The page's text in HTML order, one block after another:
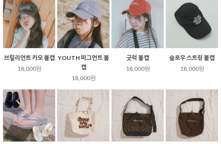
브릴리언트 카모 볼캡
18,000원
YOUTH 피그먼트 볼
캡
18,000원
굿럭 볼캡
18,000원
슬로우 스트링 볼캡
18,000원